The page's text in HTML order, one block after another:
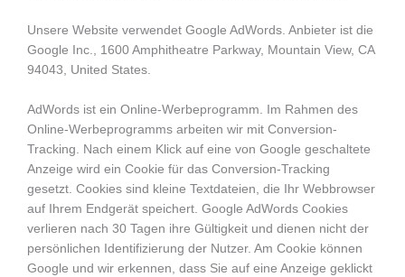
Unsere Website verwendet Google AdWords. Anbieter ist die
Google Inc., 1600 Amphitheatre Parkway, Mountain View, CA
94043, United States.
AdWords ist ein Online-Werbeprogramm. Im Rahmen des
Online-Werbeprogramms arbeiten wir mit Conversion-
Tracking. Nach einem Klick auf eine von Google geschaltete
Anzeige wird ein Cookie für das Conversion-Tracking
gesetzt. Cookies sind kleine Textdateien, die Ihr Webbrowser
auf Ihrem Endgerät speichert. Google AdWords Cookies
verlieren nach 30 Tagen ihre Gültigkeit und dienen nicht der
persönlichen Identifizierung der Nutzer. Am Cookie können
Google und wir erkennen, dass Sie auf eine Anzeige geklickt